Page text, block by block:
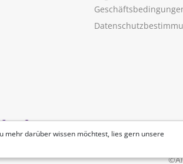
mehr darüber wissen möchtest, lies gern unsere